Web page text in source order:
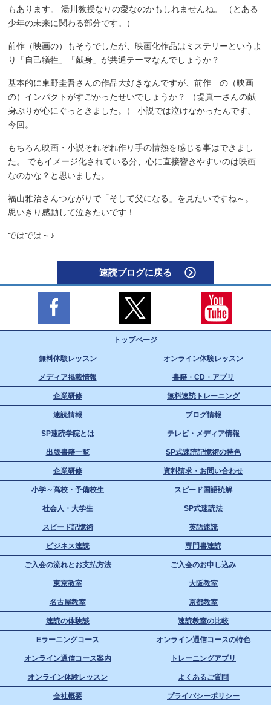
もあります。 湯川教授なりの愛なのかもしれませんね。 （とある
少年の未来に関わる部分です。）
前作（映画の）もそうでしたが、映画化作品はミステリーというよ
り「自己犠牲」「献身」が共通テーマなんでしょうか？
基本的に東野圭吾さんの作品大好きなんですが、前作 の（映画
の）インパクトがすごかったせいでしょうか？ （堤真一さんの献
身ぶりが心にぐっときました。） 小説では泣けなかったんです、
今回。
もちろん映画・小説それぞれ作り手の情熱を感じる事はできまし
た。 でもイメージ化されている分、心に直接響きやすいのは映画
なのかな？と思いました。
福山雅治さんつながりで「そして父になる」を見たいですね～。
思いきり感動して泣きたいです！
ではでは～♪
速読ブログに戻る
トップページ
無料体験レッスン オンライン体験レッスン
メディア掲載情報 書籍・CD・アプリ
企業研修 無料速読トレーニング
速読情報 ブログ情報
SP速読学院とは テレビ・メディア情報
出版書籍一覧 SP式速読記憶術の特色
企業研修 資料請求・お問い合わせ
小学～高校・予備校生 スピード国語読解
社会人・大学生 SP式速読法
スピード記憶術 英語速読
ビジネス速読 専門書速読
ご入会の流れとお支払方法 ご入会のお申し込み
東京教室 大阪教室
名古屋教室 京都教室
速読の体験談 速読教室の比較
Eラーニングコース オンライン通信コースの特色
オンライン通信コース案内 トレーニングアプリ
オンライン体験レッスン よくあるご質問
会社概要 プライバシーポリシー